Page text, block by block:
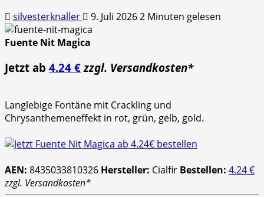
silvesterknaller 9. Juli 20262 Minuten gelesen
Fuente Nit Magica
Jetzt ab 4.24 € zzgl. Versandkosten*
Langlebige Fontäne mit Crackling und
Chrysanthemeneffekt in rot, grün, gelb, gold.
AEN: 8435033810326 Hersteller: Cialfir Bestellen: 4.24 €
zzgl. Versandkosten*